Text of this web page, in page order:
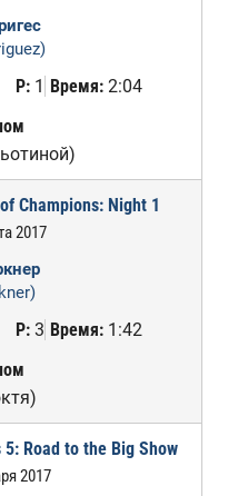
Р:1 Время:2:04
Champions: Night 1
2017
Р:3 Время:1:42
Road to the Big Show
2017